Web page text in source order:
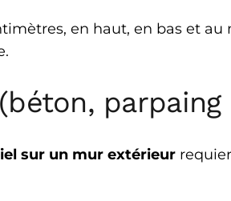
en haut, en bas et
parpaing
sur un mur extérieur